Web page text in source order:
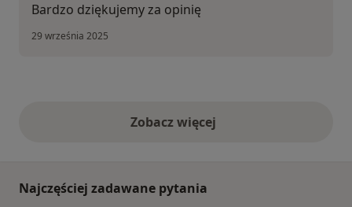
Bardzo dziękujemy za opinię
29 września 2025
Zobacz więcejopinie powyżej
Najczęściej zadawane pytania